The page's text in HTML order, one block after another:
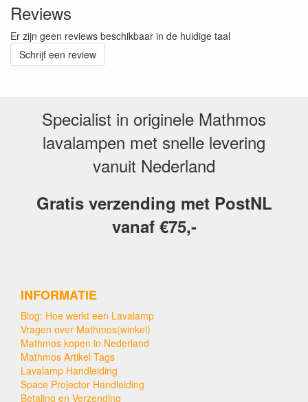
Reviews
Er zijn geen reviews beschikbaar in de huidige taal
Schrijf een review
Specialist in originele Mathmos
lavalampen met snelle levering
vanuit Nederland
Gratis verzending met PostNL
vanaf €75,-
INFORMATIE
Blog: Hoe werkt een Lavalamp
Vragen over Mathmos(winkel)
Mathmos kopen in Nederland
Mathmos Artikel Tags
Lavalamp Handleiding
Space Projector Handleiding
Betaling en Verzending